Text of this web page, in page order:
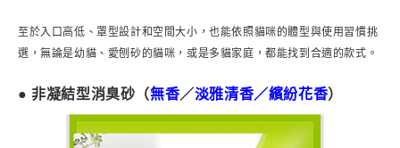
至於入口高低、罩型設計和空間大小，也能依照貓咪的體型與使用習慣挑
選，無論是幼貓、愛刨砂的貓咪，或是多貓家庭，都能找到合適的款式。
● 非凝結型消臭砂（無香／淡雅清香／繽紛花香）